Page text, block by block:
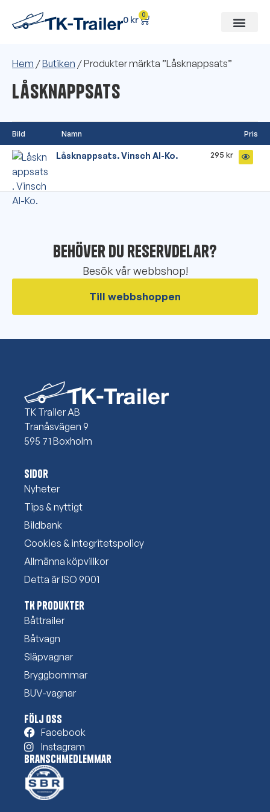
0 kr 0
Hem /Butiken / Produkter märkta ”Låsknappsats”
Låsknappsats
Bild Namn Pris
Låsknappsats. Vinsch Al-Ko. 295kr
Behöver du reservdelar?
Besök vår webbshop!
Till webbshoppen
TK Trailer AB
Tranåsvägen 9
595 71 Boxholm
Sidor
Nyheter
Tips & nyttigt
Bildbank
Cookies & integritetspolicy
Allmänna köpvillkor
Detta är ISO 9001
TK Produkter
Båttrailer
Båtvagn
Släpvagnar
Bryggbommar
BUV-vagnar
Följ oss
Facebook
Instagram
Branschmedlemmar